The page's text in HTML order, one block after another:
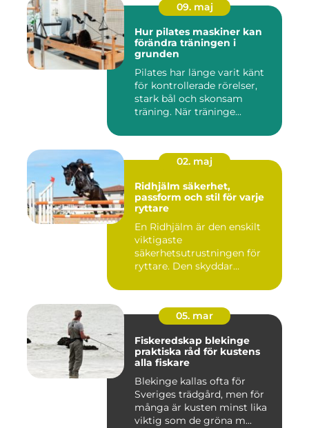
09. maj
Hur pilates maskiner kan
förändra träningen i
grunden
Pilates har länge varit känt
för kontrollerade rörelser,
stark bål och skonsam
träning. När träninge...
02. maj
Ridhjälm säkerhet,
passform och stil för varje
ryttare
En Ridhjälm är den enskilt
viktigaste
säkerhetsutrustningen för
ryttare. Den skyddar
05. mar
Fiskeredskap blekinge
praktiska råd för kustens
alla fiskare
Blekinge kallas ofta för
Sveriges trädgård, men för
många är kusten minst lika
viktig som de gröna m...